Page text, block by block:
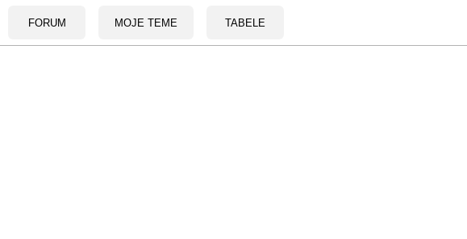
FORUM MOJE TEME TABELE